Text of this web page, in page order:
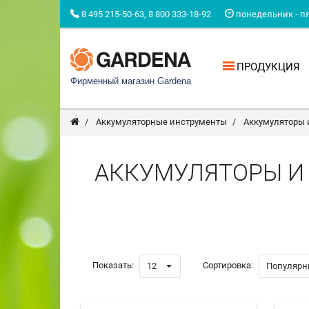
8 495 215-50-63, 8 800 333-18-92 понедельник -
Фирменный магазин Gardena
ПРОДУКЦИЯ
Аккумуляторные инструменты Аккумуляторы
АККУМУЛЯТОРЫ И
Показать: 12 Сортировка: